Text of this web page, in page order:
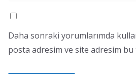
Daha sonraki yorumlarımda
posta adresim ve site adresim bu